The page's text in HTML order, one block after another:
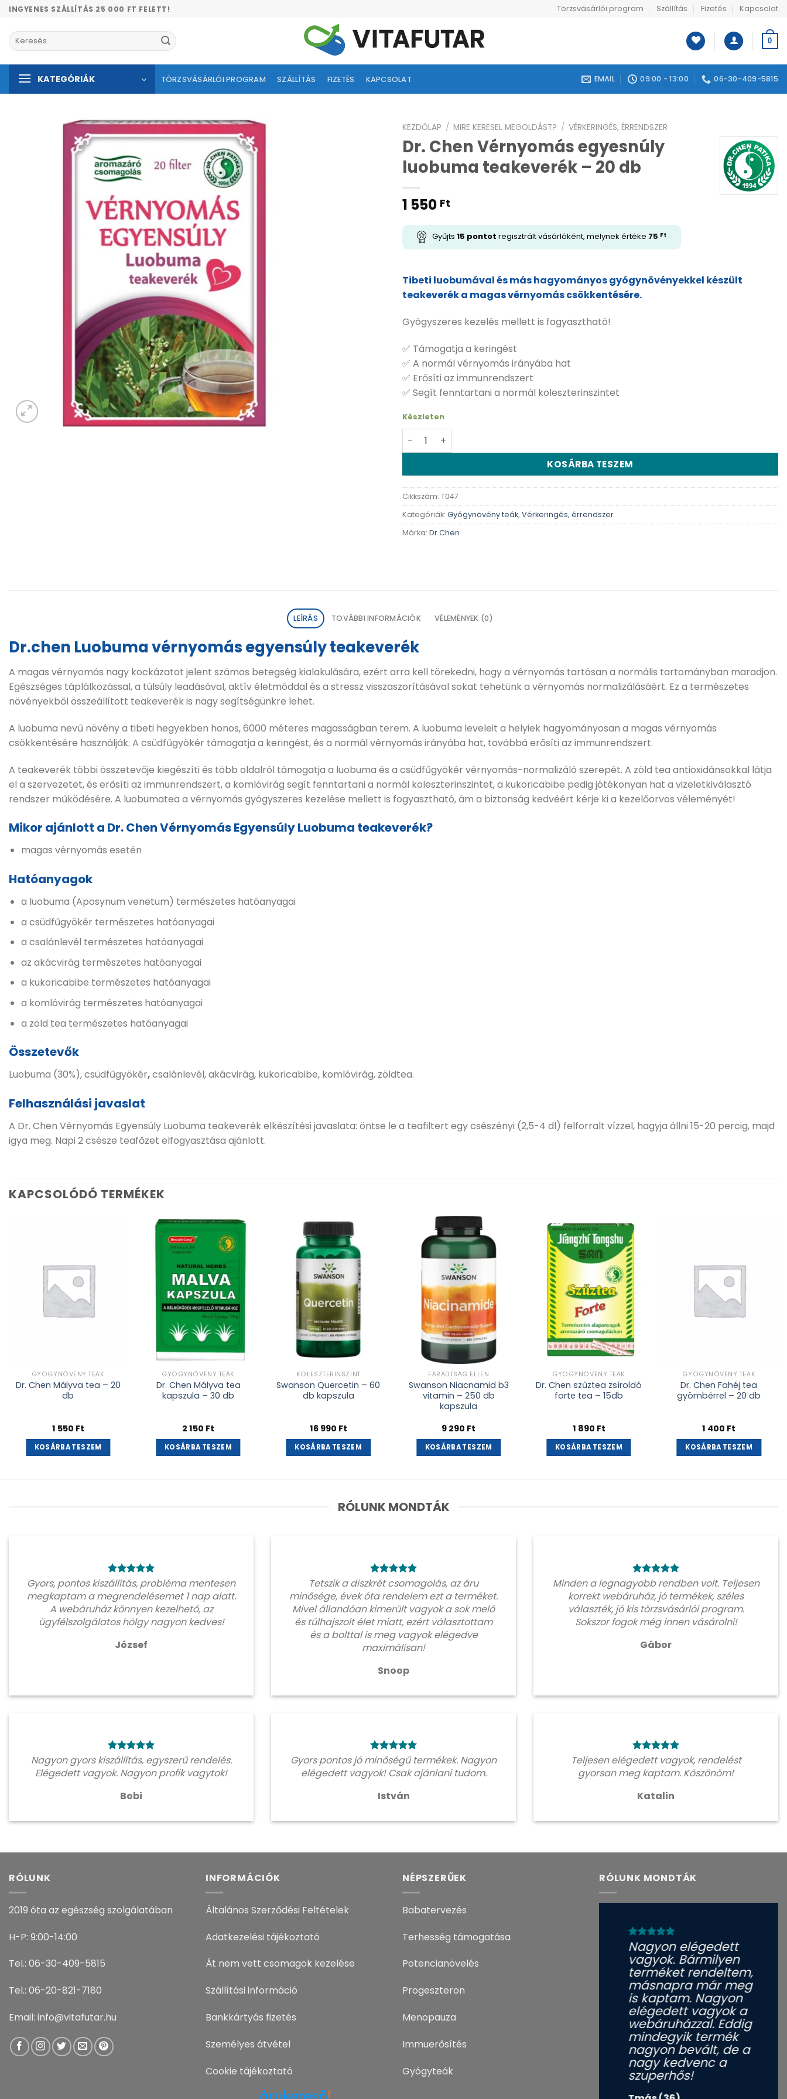
Skip
content
INGYENES SZÁLLÍTÁS 25 000 FT FELETT! Törzsvásárlói program Szállítás Fizetés Kapcsolat
Keresés
a
0
KATEGÓRIÁK TÖRZSVÁSÁRLÓI PROGRAM SZÁLLÍTÁS FIZETÉS KAPCSOLAT EMAIL 09:00 - 13:00 06-30-409-5815
Kívánságlistához
KEZDŐLAP / MIRE KERESEL MEGOLDÁST? / VÉRKERINGÉS, ÉRRENDSZER
Dr. Chen Vérnyomás egyesnúly
luobuma teakeverék – 20 db
1 550 Ft
Gyűjts 15 pontot regisztrált vásárlóként, melynek értéke 75 Ft
Tibeti luobumával és más hagyományos gyógynövényekkel készült
teakeverék a magas vérnyomás csökkentésére.
Gyógyszeres kezelés mellett is fogyasztható!
✅ Támogatja a keringést
✅ A normál vérnyomás irányába hat
✅ Erősíti az immunrendszert
✅ Segít fenntartani a normál koleszterinszintet
Készleten
Dr. Chen Vérnyomás egyesnúly luobuma teakeverék - 20 db mennyiség
KOSÁRBA TESZEM
Cikkszám: T047
Kategóriák: Gyógynövény teák, Vérkeringés, érrendszer
Márka: Dr.Chen
LEÍRÁS TOVÁBBI INFORMÁCIÓK VÉLEMÉNYEK (0)
Dr.chen Luobuma vérnyomás egyensúly teakeverék
A magas vérnyomás nagy kockázatot jelent számos betegség kialakulására, ezért arra kell törekedni, hogy a vérnyomás tartósan a normális tartományban maradjon.
Egészséges táplálkozással, a túlsúly leadásával, aktív életmóddal és a stressz visszaszorításával sokat tehetünk a vérnyomás normalizálásáért. Ez a természetes
növényekből összeállított teakeverék is nagy segítségünkre lehet.
A luobuma nevű növény a tibeti hegyekben honos, 6000 méteres magasságban terem. A luobuma leveleit a helyiek hagyományosan a magas vérnyomás
csökkentésére használják. A csüdfűgyökér támogatja a keringést, és a normál vérnyomás irányába hat, továbbá erősíti az immunrendszert.
A teakeverék többi összetevője kiegészíti és több oldalról támogatja a luobuma és a csüdfűgyökér vérnyomás-normalizáló szerepét. A zöld tea antioxidánsokkal látja
el a szervezetet, és erősíti az immunrendszert, a komlóvirág segít fenntartani a normál koleszterinszintet, a kukoricabibe pedig jótékonyan hat a vizeletkiválasztó
rendszer működésére. A luobumatea a vérnyomás gyógyszeres kezelése mellett is fogyasztható, ám a biztonság kedvéért kérje ki a kezelőorvos véleményét!
Mikor ajánlott a Dr. Chen Vérnyomás Egyensúly Luobuma teakeverék?
magas vérnyomás esetén
Hatóanyagok
a luobuma (Aposynum venetum) természetes hatóanyagai
a csüdfűgyökér természetes hatóanyagai
a csalánlevél természetes hatóanyagai
az akácvirág természetes hatóanyagai
a kukoricabibe természetes hatóanyagai
a komlóvirág természetes hatóanyagai
a zöld tea természetes hatóanyagai
Összetevők
Luobuma (30%), csüdfűgyökér,csalánlevél, akácvirág, kukoricabibe, komlóvirág, zöldtea.
Felhasználási javaslat
A Dr. Chen Vérnyomás Egyensúly Luobuma teakeverék elkészítési javaslata: öntse le a teafiltert egy csészényi (2,5-4 dl) felforralt vízzel, hagyja állni 15-20 percig, majd
igya meg. Napi 2 csésze teafőzet elfogyasztása ajánlott.
KAPCSOLÓDÓ TERMÉKEK
GYÓGYNÖVÉNY TEÁK
Dr. Chen Mályva tea – 20
db
1 550 Ft
KOSÁRBA TESZEM
Kívánságlistához
adás
GYÓGYNÖVÉNY TEÁK
Dr. Chen Mályva tea
kapszula – 30 db
2 150 Ft
KOSÁRBA TESZEM
Kívánságlistához
adás
KOLESZTERINSZINT
Swanson Quercetin – 60
db kapszula
16 990 Ft
KOSÁRBA TESZEM
Kívánságlistához
adás
FÁRADTSÁG ELLEN
Swanson Niacnamid b3
vitamin – 250 db
kapszula
9 290 Ft
KOSÁRBA TESZEM
Kívánságlistához
adás
GYÓGYNÖVÉNY TEÁK
Dr. Chen szűztea zsíroldó
forte tea – 15db
1 890 Ft
KOSÁRBA TESZEM
GYÓGYNÖVÉNY TEÁK
Dr. Chen Fahéj tea
gyömbérrel – 20 db
1 400 Ft
KOSÁRBA TESZEM
RÓLUNK MONDTÁK
Gyors, pontos kiszállítás, probléma mentesen
megkaptam a megrendelésemet 1 nap alatt.
A webáruház könnyen kezelhető, az
ügyfélszolgálatos hölgy nagyon kedves!
József
Tetszik a diszkrét csomagolás, az áru
minősége, évek óta rendelem ezt a terméket.
Mivel állandóan kimerült vagyok a sok meló
és túlhajszolt élet miatt, ezért választottam
és a bolttal is meg vagyok elégedve
maximálisan!
Snoop
Minden a legnagyobb rendben volt. Teljesen
korrekt webáruház, jó termékek, széles
választék, jó kis törzsvásárlói program.
Sokszor fogok még innen vásárolni!
Gábor
Nagyon gyors kiszállítás, egyszerű rendelés.
Elégedett vagyok. Nagyon profik vagytok!
Bobi
Gyors pontos jó minőségű termékek. Nagyon
elégedett vagyok! Csak ajánlani tudom.
István
Teljesen elégedett vagyok, rendelést
gyorsan meg kaptam. Köszönöm!
Katalin
RÓLUNK
2019 óta az egészség szolgálatában
H-P: 9:00-14:00
Tel.: 06-30-409-5815
Tel.: 06-20-821-7180
Email: info@vitafutar.hu
INFORMÁCIÓK
Általános Szerződési Feltételek
Adatkezelési tájékoztató
Át nem vett csomagok kezelése
Szállítási információ
Bankkártyás fizetés
Személyes átvétel
Cookie tájékoztató
NÉPSZERŰEK
Babatervezés
Terhesség támogatása
Potencianövelés
Progeszteron
Menopauza
Immuerősítés
Gyógyteák
RÓLUNK MONDTÁK
Nagyon elégedett
vagyok. Bármilyen
terméket rendeltem,
másnapra már meg
is kaptam. Nagyon
elégedett vagyok a
webáruházzal. Eddig
mindegyik termék
nagyon bevált, de a
nagy kedvenc a
szuperhős!